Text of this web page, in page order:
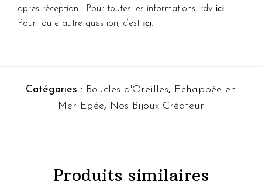
après réception . Pour toutes les informations, rdv ici.
Pour toute autre question, c’est ici.
Catégories : Boucles d'Oreilles, Echappée en
Mer Egée, Nos Bijoux Créateur
Produits similaires